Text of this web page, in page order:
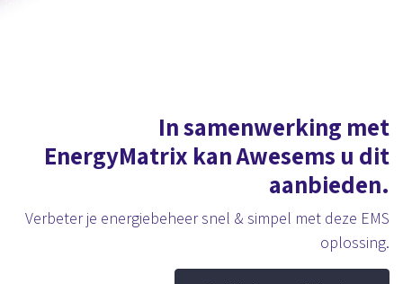
In samenwerking met
EnergyMatrix kan Awesems u dit
aanbieden.
Verbeter je energiebeheer snel & simpel met deze EMS
oplossing.